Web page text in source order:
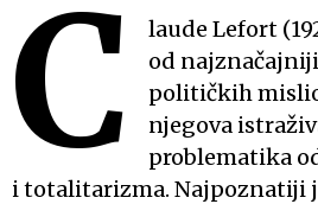
C
laude Lefort
od
političkih
njegova
problematika
i totalitarizma. Najpoznatiji